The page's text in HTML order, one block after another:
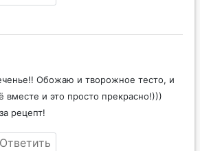
Обожаю и творожное тесто, и
вместе и это просто прекрасно!)))
рецепт!
Ответить